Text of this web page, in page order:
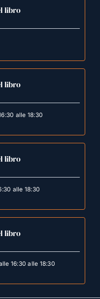
libro
libro
alle 18:30
libro
alle 18:30
libro
16:30 alle 18:30